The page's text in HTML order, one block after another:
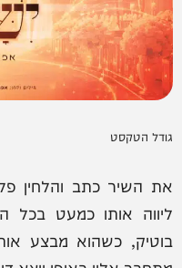
גודל הטקסט
את השיר כתב והלחין
ליווה אותו כמעט בכל
בוטיק, כשהוא מבצע